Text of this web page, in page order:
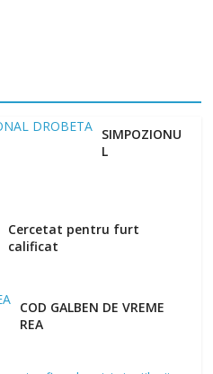
SIMPOZIONU
L
Cercetat pentru furt
calificat
COD GALBEN DE VREME
REA